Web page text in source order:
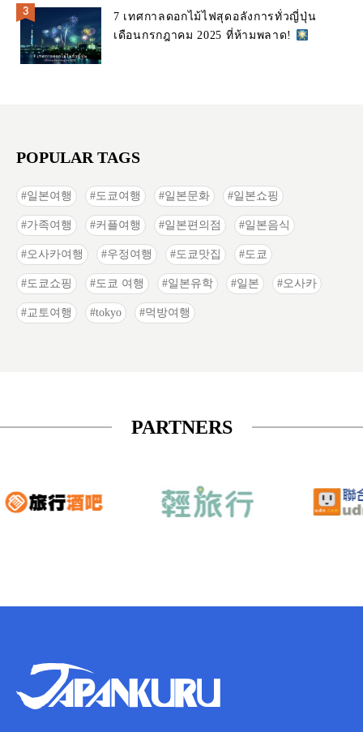
7 เทศกาลดอกไม้ไฟสุดอลังการทั่วญี่ปุ่น
เดือนกรกฎาคม 2025 ที่ห้ามพลาด!
POPULAR TAGS
일본여행 도쿄여행 일본문화 일본쇼핑
가족여행 커플여행 일본편의점 일본음식
오사카여행 우정여행 도쿄맛집 도쿄
도쿄쇼핑 도쿄 여행 일본유학 일본 오사카
교토여행 tokyo 먹방여행
PARTNERS